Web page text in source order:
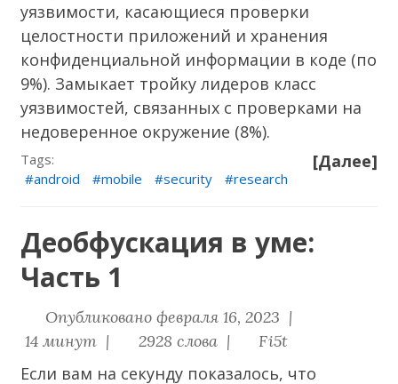
уязвимости, касающиеся проверки
целостности приложений и хранения
конфиденциальной информации в коде (по
9%). Замыкает тройку лидеров класс
уязвимостей, связанных с проверками на
недоверенное окружение (8%).
[Далее]
Tags:
android
mobile security research
Деобфускация в уме:
Часть 1
Опубликовано февраля 16, 2023 |
14 минут |
2928 слова | Fi5t
Если вам на секунду показалось, что